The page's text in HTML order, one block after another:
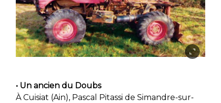
• Un ancien du Doubs
À Cuisiat (Ain), Pascal Pitassi de Simandre-sur-